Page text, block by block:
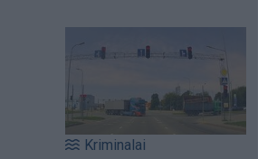
Kriminalai